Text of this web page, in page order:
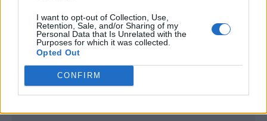
I want to opt-out of Collection, Use,
Retention, Sale, and/or Sharing of my
Personal Data that Is Unrelated with the
Purposes for which it was collected.
Opted Out
CONFIRM